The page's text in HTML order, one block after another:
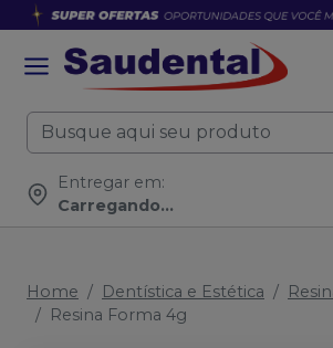
Entregar em:
Carregando...
Home Dentística e Estética
Resina Forma 4g